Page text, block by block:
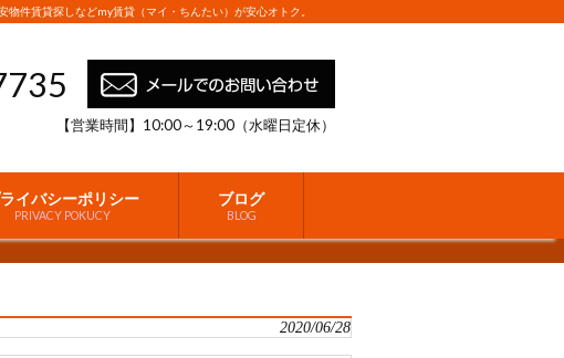
件賃貸探しなどmy賃貸（マイ・ちんたい）が安心オトク。
【営業時間】10:00～19:00（水曜日定休）
イバシーポリシー
PRIVACY POKUCY
ブログ
BLOG
2020/06/28